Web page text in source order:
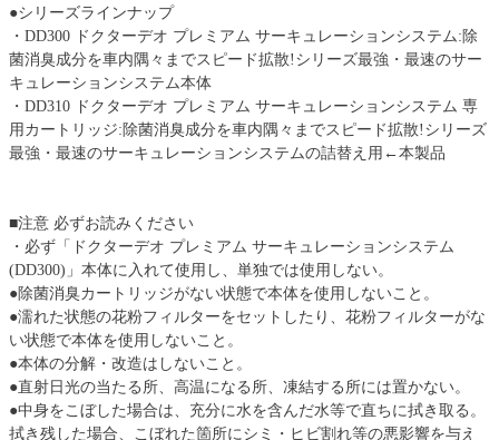
●シリーズラインナップ
・DD300 ドクターデオ プレミアム サーキュレーションシステム:除
菌消臭成分を車内隅々までスピード拡散!シリーズ最強・最速のサー
キュレーションシステム本体
・DD310 ドクターデオ プレミアム サーキュレーションシステム 専
用カートリッジ:除菌消臭成分を車内隅々までスピード拡散!シリーズ
最強・最速のサーキュレーションシステムの詰替え用←本製品
■注意 必ずお読みください
・必ず「ドクターデオ プレミアム サーキュレーションシステム
(DD300)」本体に入れて使用し、単独では使用しない。
●除菌消臭カートリッジがない状態で本体を使用しないこと。
●濡れた状態の花粉フィルターをセットしたり、花粉フィルターがな
い状態で本体を使用しないこと。
●本体の分解・改造はしないこと。
●直射日光の当たる所、高温になる所、凍結する所には置かない。
●中身をこぼした場合は、充分に水を含んだ水等で直ちに拭き取る。
拭き残した場合、こぼれた箇所にシミ・ヒビ割れ等の悪影響を与え